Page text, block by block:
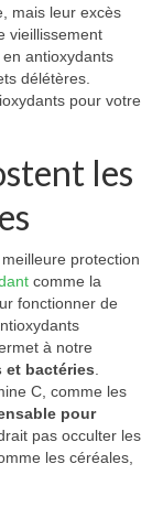
mais leur excès
vieillissement
antioxydants
délétères.
pour votre
les
protection
comme la
fonctionner de
à notre
et bactéries
C, comme les
pour
pas occulter les
les céréales,